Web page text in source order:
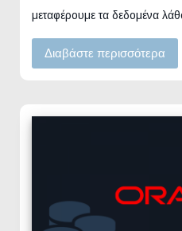
μεταφέρουμε τα δεδομένα
Διαβάστε περισσότερα